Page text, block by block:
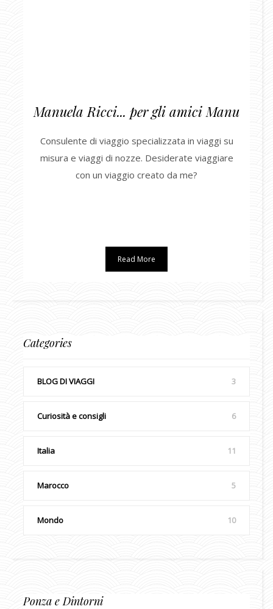
Manuela Ricci... per gli amici Manu
Consulente di viaggio specializzata in viaggi su
misura e viaggi di nozze. Desiderate viaggiare
con un viaggio creato da me?
Read More
Categories
BLOG DI VIAGGI 3
Curiosità e consigli 6
Italia 11
Marocco 5
Mondo 10
Ponza e Dintorni